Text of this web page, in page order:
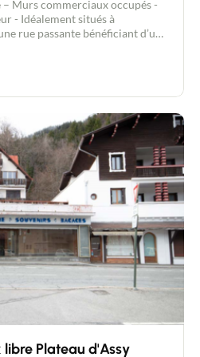
Commercial RSAC 454
06 80 88 84 85 Pour
sur les conditions financières
– Murs commerciaux occupés -
- Idéalement situés à
rue passante bénéficiant d’une
d’investissement
d’environ 75,92 m², le bien
un WC, une partie
à une activité commerciale ou de
sont actuellement occupés,
immédiate. 2 caves,
Loyer annuel : 637 €
vente : 132 000 € Points forts :
avec flux régulier de
en place, Revenus locatifs
clé en main. Ce bien
aux investisseurs à la
stable avec rendement
ou organiser une
à nous contacter.
Plateau d'Assy